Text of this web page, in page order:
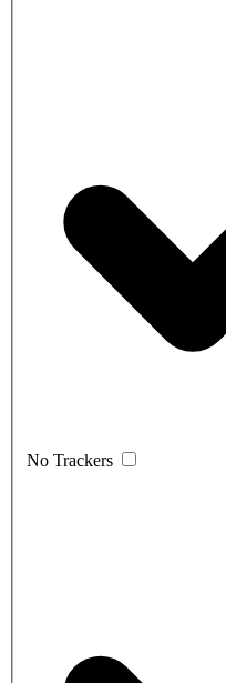
No Trackers